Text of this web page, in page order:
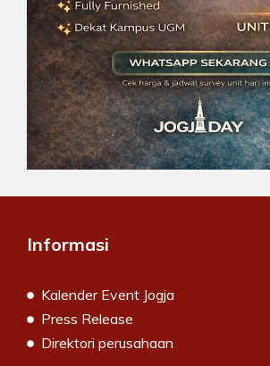
Informasi
Kalender Event Jogja
Press Release
Direktori perusahaan